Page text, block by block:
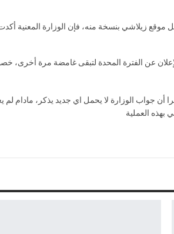
زيلاشي بنسخة منه، فإن الوزارة المعنية
عن الفترة المحدة لتبقى غامضة مرة أخرى،
أن جواب الوزارة لا يحمل اي جديد يذكر، مادام
بهذه العملية